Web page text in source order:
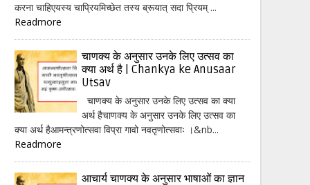
करना चाहिएयस्य चाप्रियमिच्छेत तस्य ब्रूयात् सदा प्रियम् ...
Readmore
चाणक्य के अनुसार उनके लिए उत्सव का
क्या अर्थ है | Chankya ke Anusaar
Utsav
चाणक्य के अनुसार उनके लिए उत्सव का क्या
अर्थ हैचाणक्य के अनुसार उनके लिए उत्सव का
क्या अर्थ हैआमन्त्रणोत्सवा विप्रा गावो नवतृणोत्सवाः ।&nb...
Readmore
आचार्य चाणक्य के अनुसार भाषाओं का ज्ञान